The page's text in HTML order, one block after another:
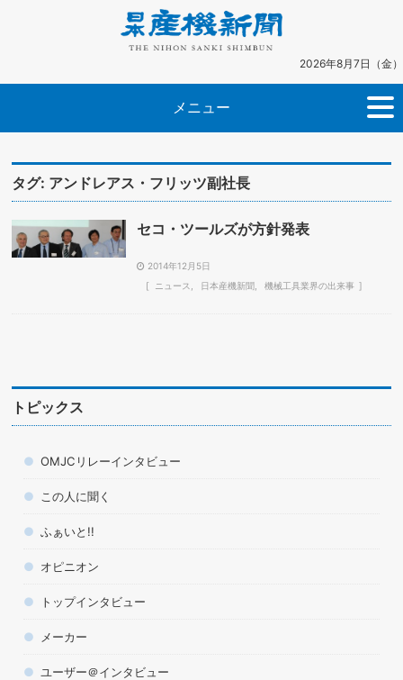
2026年8月7日（金）
メニュー
タグ: アンドレアス・フリッツ副社長
セコ・ツールズが方針発表
2014年12月5日
ニュース
日本産機新聞 機械工具業界の出来事
トピックス
OMJCリレーインタビュー
この人に聞く
ふぁいと!!
オピニオン
トップインタビュー
メーカー
ユーザー＠インタビュー